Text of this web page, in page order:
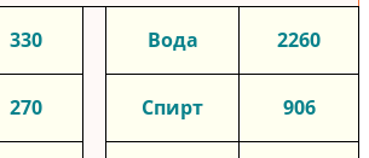
330 Вода 2260
270 Спирт 906